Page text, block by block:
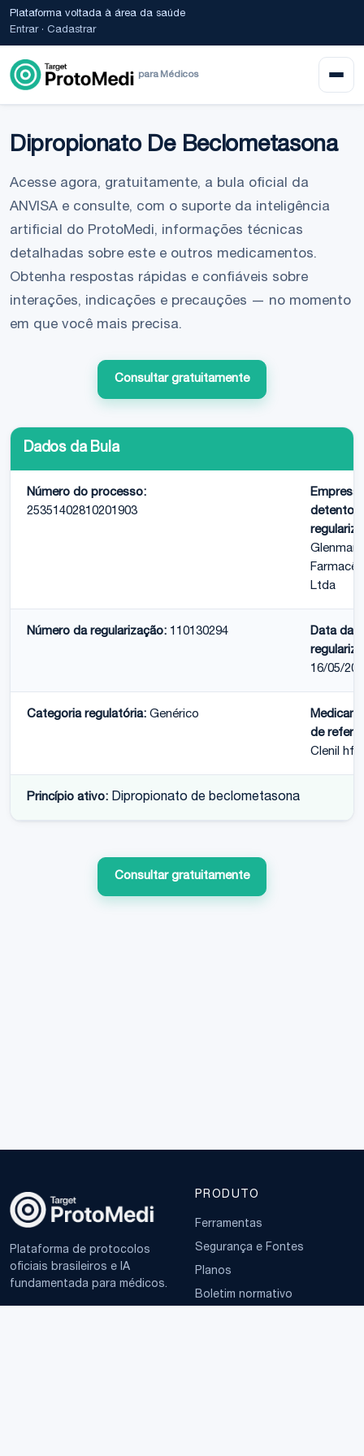
Plataforma voltada à área da saúde
Entrar· Cadastrar
para Médicos
Dipropionato De Beclometasona
Acesse agora, gratuitamente, a bula oficial da
ANVISA e consulte, com o suporte da inteligência
artificial do ProtoMedi, informações técnicas
detalhadas sobre este e outros medicamentos.
Obtenha respostas rápidas e confiáveis sobre
interações, indicações e precauções — no momento
em que você mais precisa.
Consultar gratuitamente
Dados da Bula
Número do processo:
25351402810201903
Empresa
Glenmark
Ltda
Número da regularização: 110130294
Data da
16/05/
Categoria regulatória: Genérico
de
Clenil hfa
Princípio ativo: Dipropionato de beclometasona
Consultar gratuitamente
Plataforma de protocolos
oficiais brasileiros e IA
fundamentada para médicos.
PRODUTO
Ferramentas
Segurança e Fontes
Planos
Boletim normativo